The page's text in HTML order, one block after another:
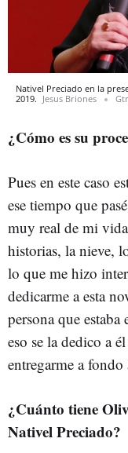
Nativel Preciado en la
2019. Jesus Briones
¿Cómo es su
Pues en este caso
ese tiempo que
muy real de mi
historias, la nieve,
lo que me hizo
dedicarme a esta
persona que
eso se la dedico a
entregarme a fondo
¿Cuánto tiene
Nativel Preciado?